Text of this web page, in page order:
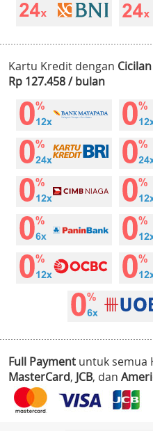
Kartu Kredit dengan
Rp 127.458 / bulan
Full Payment untuk semua
MasterCard, JCB, dan